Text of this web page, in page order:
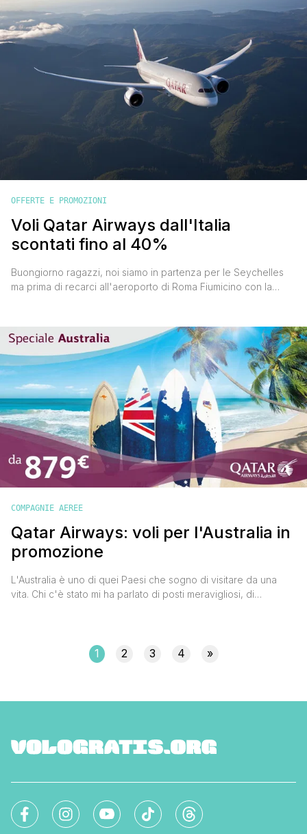
OFFERTE E PROMOZIONI
Voli Qatar Airways dall'Italia
scontati fino al 40%
Buongiorno ragazzi, noi siamo in partenza per le Seychelles
ma prima di recarci all'aeroporto di Roma Fiumicino con la
40%. Vediamo subito quali sono i termini e le condizioni per
approfittare dello sconto. Bisogna innanzitutto prenotare sul [']
COMPAGNIE AEREE
Qatar Airways: voli per l'Australia in
promozione
L'Australia è uno di quei Paesi che sogno di visitare da una
vita. Chi c'è stato mi ha parlato di posti meravigliosi, di
come i koala e ['] 1 2 3 4 »